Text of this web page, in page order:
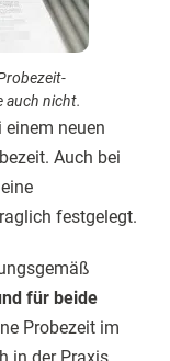
auch nicht.
einem neuen
Auch bei
festgelegt.
für beide
Probezeit im